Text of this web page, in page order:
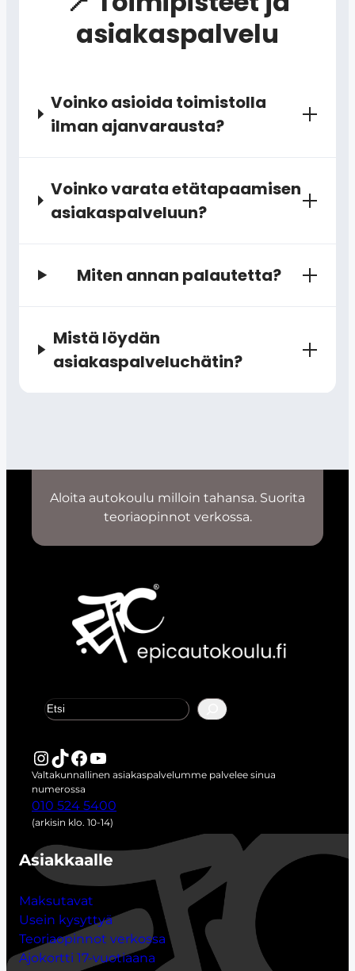
asiakaspalvelu
Voinko asioida toimistolla
ilman ajanvarausta?
Voinko varata etätapaamisen
asiakaspalveluun?
Miten annan palautetta?
Mistä löydän
asiakaspalveluchätin?
Aloita autokoulu milloin tahansa. Suorita
teoriaopinnot verkossa.
InstagramTikTok Facebook YouTube
Valtakunnallinen asiakaspalvelumme palvelee sinua
numerossa
010 524 5400
(arkisin klo. 10-14)
Asiakkaalle
Maksutavat
Usein kysyttyä
Teoriaopinnot verkossa
Ajokortti 17-vuotiaana